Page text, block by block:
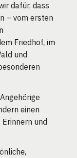
dafür, dass
– vom ersten
Friedhof, im
und
einen
und